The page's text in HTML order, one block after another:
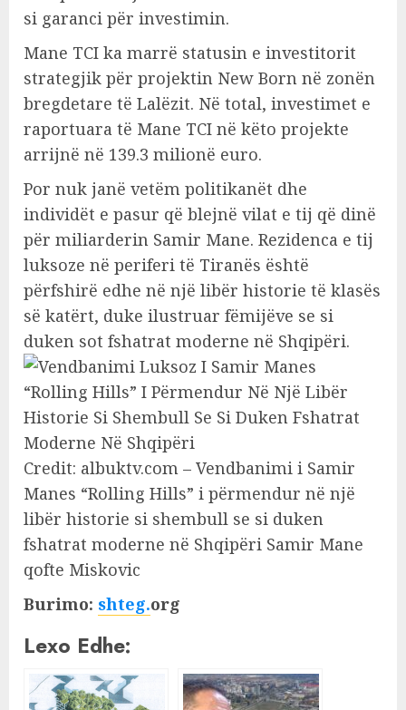
si garanci për investimin.
Mane TCI ka marrë statusin e investitorit
strategjik për projektin New Born në zonën
bregdetare të Lalëzit. Në total, investimet e
raportuara të Mane TCI në këto projekte
arrijnë në 139.3 milionë euro.
Por nuk janë vetëm politikanët dhe
individët e pasur që blejnë vilat e tij që dinë
për miliarderin Samir Mane. Rezidenca e tij
luksoze në periferi të Tiranës është
përfshirë edhe në një libër historie të klasës
së katërt, duke ilustruar fëmijëve se si
duken sot fshatrat moderne në Shqipëri.
Credit: albuktv.com – Vendbanimi i Samir
Manes “Rolling Hills” i përmendur në një
libër historie si shembull se si duken
fshatrat moderne në Shqipëri Samir Mane
qofte Miskovic
Burimo: shteg.org
Lexo Edhe: